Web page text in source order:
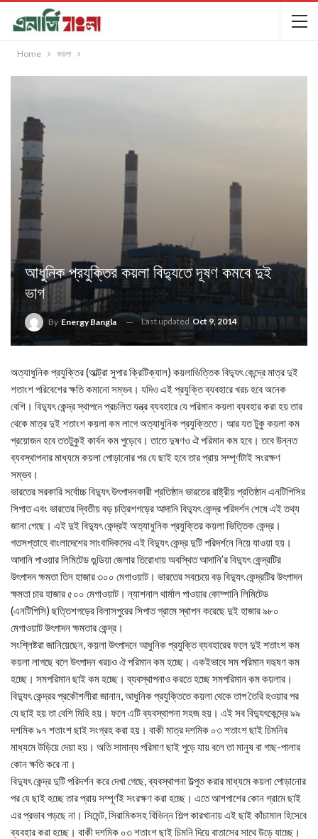
Home কয়লা
আধুনিক প্রযুক্তির কয়লা বিদ্যুতে দূষণ কমবে দুই
ভাগ
By Energy Bangla Last updated Oct 9, 2014
অত্যাধুনিক প্রযুক্তির (আল্ট্রা সুপার ক্রিটিক্যাল) কয়লাভিত্তিক বিদ্যুৎ কেন্দ্রে মাত্র দুই
শতাংশ পরিবেশের ক্ষতি কমানো সম্ভব। যদিও এই প্রযুক্তি ব্যবহারে খরচ হবে অনেক
বেশি। বিদ্যুৎ কেন্দ্র স্থাপনে প্রচলিত যন্ত্র ব্যবহারে যে পরিমান কয়লা ব্যবহার করা হয় তার
থেকে মাত্র দুই শতাংশ কয়লা কম লাগে অত্যাধুনিক প্রযুক্তিতে। আর যত টুকু কয়লা কম
প্রয়োজন হবে ততটুকুই কার্বন কম পুড়েবে। তাতে দুষণও ঐ পরিমান কম হবে। তবে উন্নত
ব্যবস্থাপনার মাধ্যমে কয়লা পোড়ানোর পর যে ছাই হবে তার প্রায় সম্পূর্ণটাই সংরক্ষণ
সম্ভব।
ভারতের সরকারি সর্বোচ্চ বিদ্যুৎ উৎপাদনকারী প্রতিষ্ঠান ভারতের রাষ্ট্রীয় প্রতিষ্ঠান এনটিপিসির
সিপাত এবং ভারতের দ্বিতীয় বড় চত্রিশগড়ের আদানি বিদ্যুৎ কেন্দ্র পরিদর্শন শেষে এই তথ্য
জানা গেছে। এই দুই বিদ্যুৎ কেন্দ্রই অত্যাধুনিক প্রযুক্তির কয়লা ভিত্তিক কেন্দ্র।
গতসপ্তাহে বাংলাদেশের সাংবাদিকদের এই বিদ্যুৎ কেন্দ্র দুটি পরিদর্শনে নিয়ে যাওয়া হয়।
আদানি পাওয়ার লিমিটেড গুন্ডিয়া জেলার তিরোধায় অবস্থিত আদানি’র বিদ্যুৎ কেন্দ্রটির
উৎপাদন ক্ষমতা তিন হাজার ৩০০ মেগাওয়াট। ভারতের সবচেয়ে বড় বিদ্যুৎ কেন্দ্রটির উৎপাদন
ক্ষমতা চার হাজার ৫০০ মেগাওয়াট। ন্যাশনাল থার্মাল পাওয়ার কোম্পানি লিমিটেড
(এনটিপিসি) ছত্তিশগড়ের বিলাসপুরের সিপাত গ্রামে স্থাপন করেছে দুই হাজার ৯৮০
মেগাওয়াট উৎপাদন ক্ষমতার কেন্দ্র।
সংশ্লিষ্টরা জানিয়েছেন, কয়লা উৎপাদনে আধুনিক প্রযুক্তি ব্যবহারের ফলে দুই শতাংশ কম
কয়লা লাগছে বলে উৎপাদন খরচও ঐ পরিমান কম হচ্ছে। একইভাবে সম পরিমান দহৃষণ কম
হচ্ছে। সমপরিমান ছাই কম হচ্ছে। ব্যবস্থাপনাও করতে হচ্ছে সমপরিমান কম কয়লার।
বিদ্যুৎ কেন্দ্রর প্রকৌশলীরা জানান, আধুনিক প্রযুক্তিতে কয়লা থেকে তাপ তৈরি হওয়ার পর
যে ছাই হয় তা বেশি মিহি হয়। ফলে এটি ব্যবস্থাপনা সহজ হয়। এই সব বিদ্যুৎকেন্দ্রে ৯৯
দশমিক ৯৭ শতাংশ ছাই সংগ্রহ করা হয়। বাকী মাত্র দশমিক ০৩ শতাংশ ছাই চিমনির
মাধ্যমে উড়িয়ে দেয়া হয়। অতি সামান্য পরিমাণ ছাই পুড়ে যায় বলে তা মানুষ বা গাছ-পালার
কোন ক্ষতি করে না।
বিদ্যুৎ কেন্দ্র দুটি পরিদর্শন করে দেখা গেছে, ব্যবস্থাপনা উল্পুত করার মাধ্যমে কয়লা পোড়ানোর
পর যে ছাই হচ্ছে তার প্রায় সম্পূর্ণই সংরক্ষণ করা হচ্ছে। এতে আশপাশের কোন গ্রামে ছাই
এর প্রভাব পড়ছে না। সিমেন্ট, সিরামিকসহ বিভিন্ন শিল্প কারখানায় এই ছাই কাঁচামাল হিসেবে
ব্যবহার করা হচ্ছে। বাকী দশমিক ০৩ শতাংশ ছাই চিমনি দিয়ে বাতাসের সাথে উড়ে যাচ্ছে।